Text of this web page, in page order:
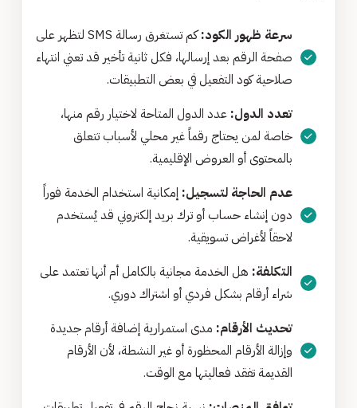
سرعة ظهور الكود:
كم تستغرق رسالة SMS لتظهر على
صفحة الرقم بعد إرسالها، فكل ثانية تأخير قد تعني انتهاء
صلاحية كود التفعيل في بعض التطبيقات.
تعدد الدول: عدد الدول المتاحة لاختيار رقم منها،
خاصة لمن يحتاج رقماً غير محلي لأسباب تتعلق
بالمحتوى أو العروض الإقليمية.
عدم الحاجة لتسجيل: إمكانية استخدام الخدمة فوراً
دون إنشاء حساب أو ترك بريد إلكتروني قد يُستخدم
لاحقاً لأغراض تسويقية.
التكلفة: هل الخدمة مجانية بالكامل أم أنها تعتمد على
شراء أرقام بشكل فردي أو اشتراك دوري.
تحديث الأرقام: مدى استمرارية إضافة أرقام جديدة
وإزالة الأرقام المحظورة أو غير النشطة، لأن الأرقام
القديمة تفقد فعاليتها مع الوقت.